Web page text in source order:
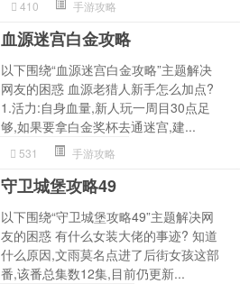
410 手游攻略
血源迷宫白金攻略
以下围绕“血源迷宫白金攻略”主题解决
网友的困惑 血源老猎人新手怎么加点?
1.活力:自身血量,新人玩一周目30点足
够,如果要拿白金奖杯去通迷宫,建...
531 手游攻略
守卫城堡攻略49
以下围绕“守卫城堡攻略49”主题解决网
友的困惑 有什么女装大佬的事迹? 知道
什么原因,文雨莫名点进了后街女孩这部
番,该番总集数12集,目前仍更新...